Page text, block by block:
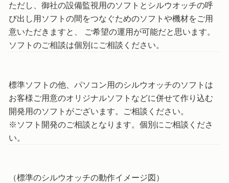
ただし、御社の設備監視用のソフトとシルウオッチの呼
び出し用ソフトの間をつなぐためのソフトや機材をご用
意いただきますと、 ご希望の運用が可能だと思います。
ソフトのご相談は個別にご相談ください。
標準ソフトの他、パソコン用のシルウオッチのソフトは
お客様ご用意のオリジナルソフトなどに併せて作り込む
開発用のソフトがございます。ご相談ください。
※ソフト開発のご相談となります。個別にご相談くださ
い。
（標準のシルウオッチの動作イメージ図）